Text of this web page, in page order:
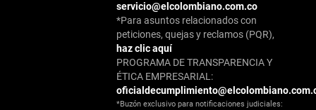
servicio@elcolombiano.com.co
*Para asuntos relacionados con
peticiones, quejas y reclamos (PQR),
haz clic aquí
PROGRAMA DE TRANSPARENCIA Y
ÉTICA EMPRESARIAL:
*Buzón exclusivo para notificaciones judiciales: